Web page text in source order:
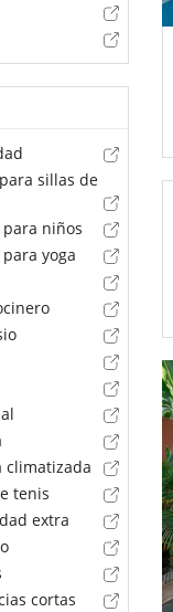
sillas de
niños
yoga
climatizada
tenis
extra
cortas